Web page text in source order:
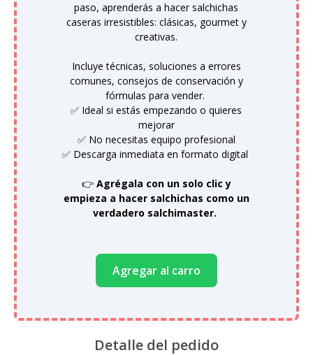
paso, aprenderás a hacer salchichas
caseras irresistibles: clásicas, gourmet y
creativas.
Incluye técnicas, soluciones a errores
comunes, consejos de conservación y
fórmulas para vender.
✅ Ideal si estás empezando o quieres
mejorar
✅ No necesitas equipo profesional
✅ Descarga inmediata en formato digital
👉Agrégala con un solo clic y
empieza a hacer salchichas como un
verdadero salchimaster.
Agregar al carro
Detalle del pedido